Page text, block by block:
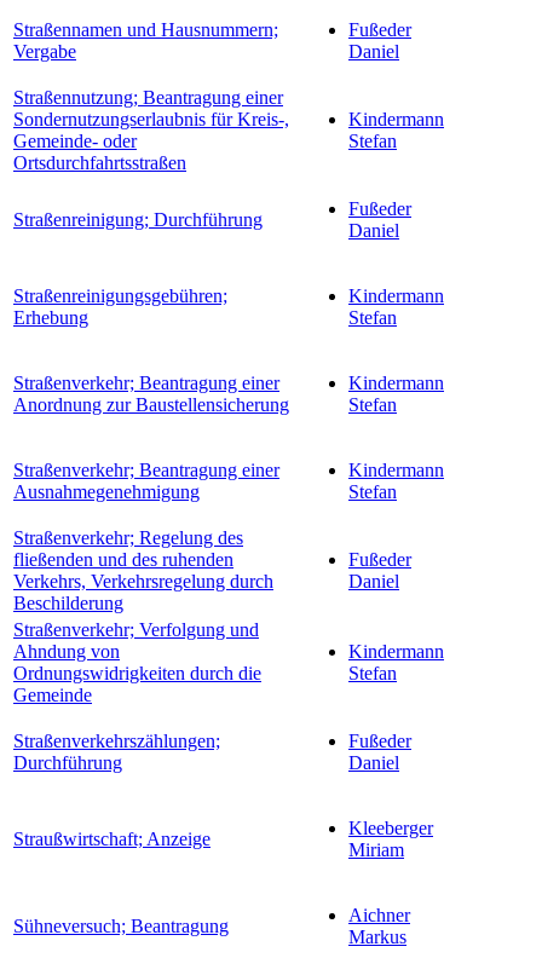
Straßennamen und Hausnummern;
Vergabe
Fußeder
Daniel
Straßennutzung; Beantragung einer
Sondernutzungserlaubnis für Kreis-,
Gemeinde- oder
Ortsdurchfahrtsstraßen
Kindermann
Stefan
Straßenreinigung; Durchführung
Fußeder
Daniel
Straßenreinigungsgebühren;
Erhebung
Kindermann
Stefan
Straßenverkehr; Beantragung einer
Anordnung zur Baustellensicherung
Kindermann
Stefan
Straßenverkehr; Beantragung einer
Ausnahmegenehmigung
Kindermann
Stefan
Straßenverkehr; Regelung des
fließenden und des ruhenden
Verkehrs, Verkehrsregelung durch
Beschilderung
Fußeder
Daniel
Straßenverkehr; Verfolgung und
Ahndung von
Ordnungswidrigkeiten durch die
Gemeinde
Kindermann
Stefan
Straßenverkehrszählungen;
Durchführung
Fußeder
Daniel
Straußwirtschaft; Anzeige
Kleeberger
Miriam
Sühneversuch; Beantragung
Aichner
Markus